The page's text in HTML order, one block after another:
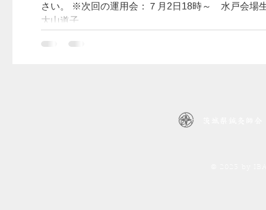
さい。 ※次回の運用会：７月2日18時～ 水戸会場生涯学習センター (一社）茨城県鍼灸師会 副会長 保険部長
大山道子